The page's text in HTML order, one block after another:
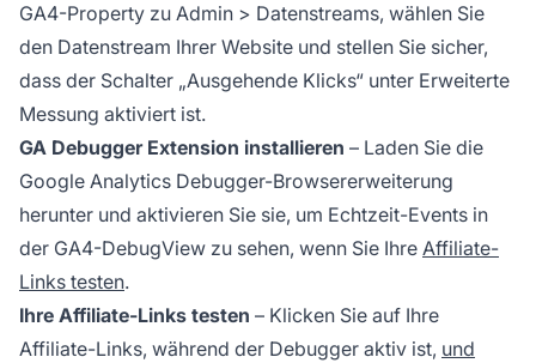
GA4-Property zu Admin > Datenstreams, wählen Sie
den Datenstream Ihrer Website und stellen Sie sicher,
dass der Schalter „Ausgehende Klicks“ unter Erweiterte
Messung aktiviert ist.
GA Debugger Extension installieren – Laden Sie die
Google Analytics Debugger-Browsererweiterung
herunter und aktivieren Sie sie, um Echtzeit-Events in
der GA4-DebugView zu sehen, wenn Sie Ihre Affiliate-
Links testen.
Ihre Affiliate-Links testen – Klicken Sie auf Ihre
Affiliate-Links, während der Debugger aktiv ist, und